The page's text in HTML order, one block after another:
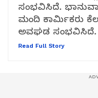
ಸಂಭವಿಸಿದೆ.
ಮಂದಿ ಕಾರ್ಮಿಕರು
ಅವಘಡ ಸಂಭವಿಸಿದೆ.
Read Full Story